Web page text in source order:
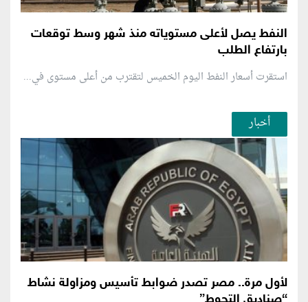
النفط يصل لأعلى مستوياته منذ شهر وسط توقعات
بارتفاع الطلب
استقرت أسعار النفط اليوم الخميس لتقترب من أعلى مستوى في...
أخبار
لأول مرة.. مصر تصدر ضوابط تأسيس ومزاولة نشاط